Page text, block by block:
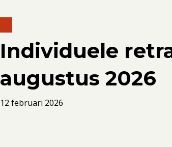
Individuele
augustus 2026
12 februari 2026